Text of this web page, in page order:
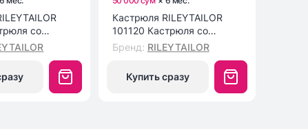
со
крышкой
Кастрюля RILEYTAILOR
101120 Кастрюля со
стеклянной крышкой
20см, 3.6л, Classic
Бренд: RILEYTAILOR
Купить сразу